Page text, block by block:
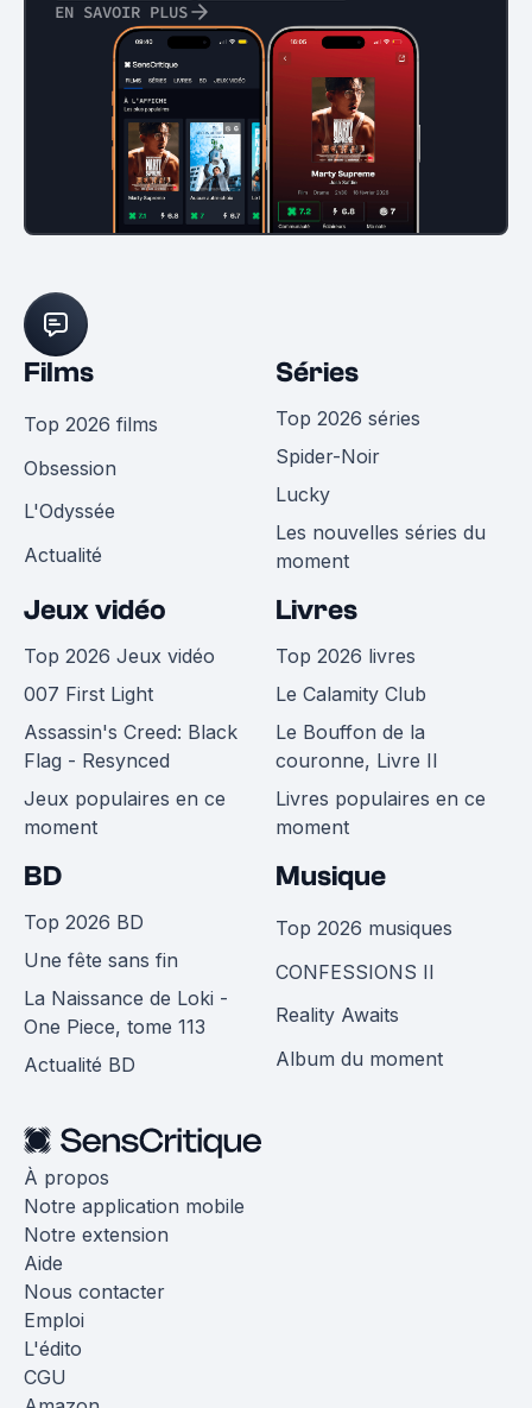
EN SAVOIR PLUS
Films
Top 2026 films
Obsession
L'Odyssée
Actualité
Séries
Top 2026 séries
Spider-Noir
Lucky
Les nouvelles séries du
moment
Jeux vidéo
Top 2026 Jeux vidéo
007 First Light
Assassin's Creed: Black
Flag - Resynced
Jeux populaires en ce
moment
Livres
Top 2026 livres
Le Calamity Club
Le Bouffon de la
couronne, Livre II
Livres populaires en ce
moment
BD
Top 2026 BD
Une fête sans fin
La Naissance de Loki -
One Piece, tome 113
Actualité BD
Musique
Top 2026 musiques
CONFESSIONS II
Reality Awaits
Album du moment
À propos
Notre application mobile
Notre extension
Aide
Nous contacter
Emploi
L'édito
CGU